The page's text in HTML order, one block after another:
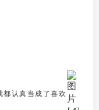
都认真当成了喜欢